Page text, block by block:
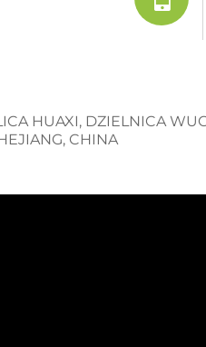
HUAXI, DZIELNICA
CHINA